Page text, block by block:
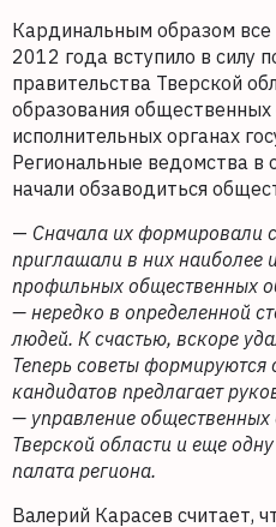
Кардинальным образом все
2012 года вступило в силу
правительства Тверской
образования общественных
исполнительных органах
Региональные ведомства в
начали обзаводиться
— Сначала их формировали
приглашали в них наиболее
профильных общественных
— нередко в определенной
людей. К счастью, вскоре
Теперь советы
кандидатов предлагает
— управление общественных
Тверской области и еще
палата региона.
Валерий Карасев считает,